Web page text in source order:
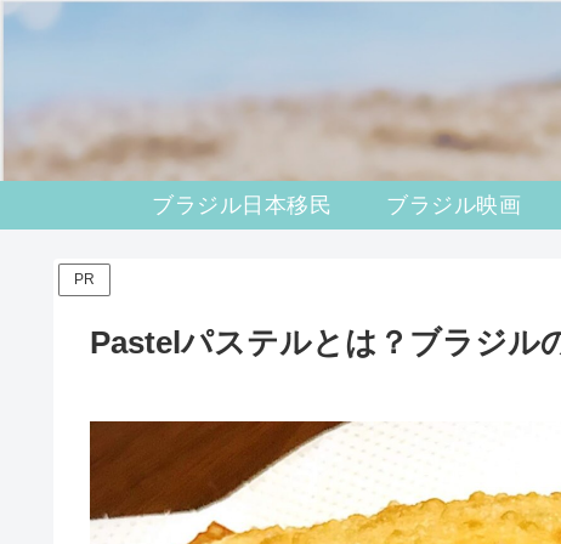
ブラジル日本移民 ブラジル映画
PR
Pastelパステルとは？ブラジル